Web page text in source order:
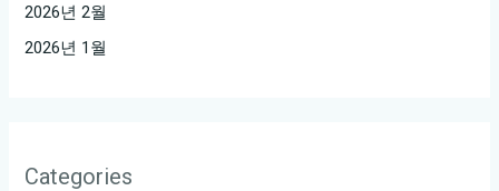
2026년 2월
2026년 1월
Categories